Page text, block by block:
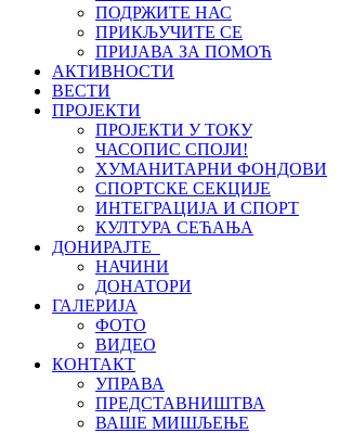
ПОДРЖИТЕ НАС
ПРИКЉУЧИТЕ СЕ
ПРИЈАВА ЗА ПОМОЋ
АКТИВНОСТИ
ВЕСТИ
ПРОЈЕКТИ
ПРОЈЕКТИ У ТОКУ
ЧАСОПИС СПОЈИ!
ХУМАНИТАРНИ ФОНДОВИ
СПОРТСКЕ СЕКЦИЈЕ
ИНТЕГРАЦИЈА И СПОРТ
КУЛТУРА СЕЋАЊА
ДОНИРАЈТЕ
НАЧИНИ
ДОНАТОРИ
ГАЛЕРИЈА
ФОТО
ВИДЕО
КОНТАКТ
УПРАВА
ПРЕДСТАВНИШТВА
ВАШЕ МИШЉЕЊЕ